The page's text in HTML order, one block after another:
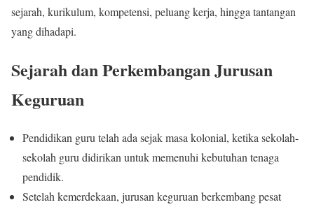
sejarah, kurikulum, kompetensi, peluang kerja, hingga tantangan
yang dihadapi.
Sejarah dan Perkembangan Jurusan
Keguruan
Pendidikan guru telah ada sejak masa kolonial, ketika sekolah-
sekolah guru didirikan untuk memenuhi kebutuhan tenaga
pendidik.
Setelah kemerdekaan, jurusan keguruan berkembang pesat